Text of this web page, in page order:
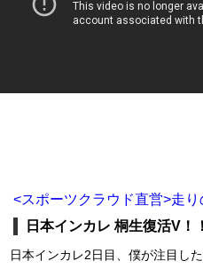
<スポーツクラウド直営>走
日本インカレ 桐生復活V！！
日本インカレ2日目、僕が注目し